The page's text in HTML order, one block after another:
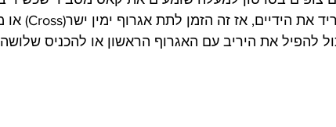
להפיל את היריב עם האגרוף הראשון או להכניס